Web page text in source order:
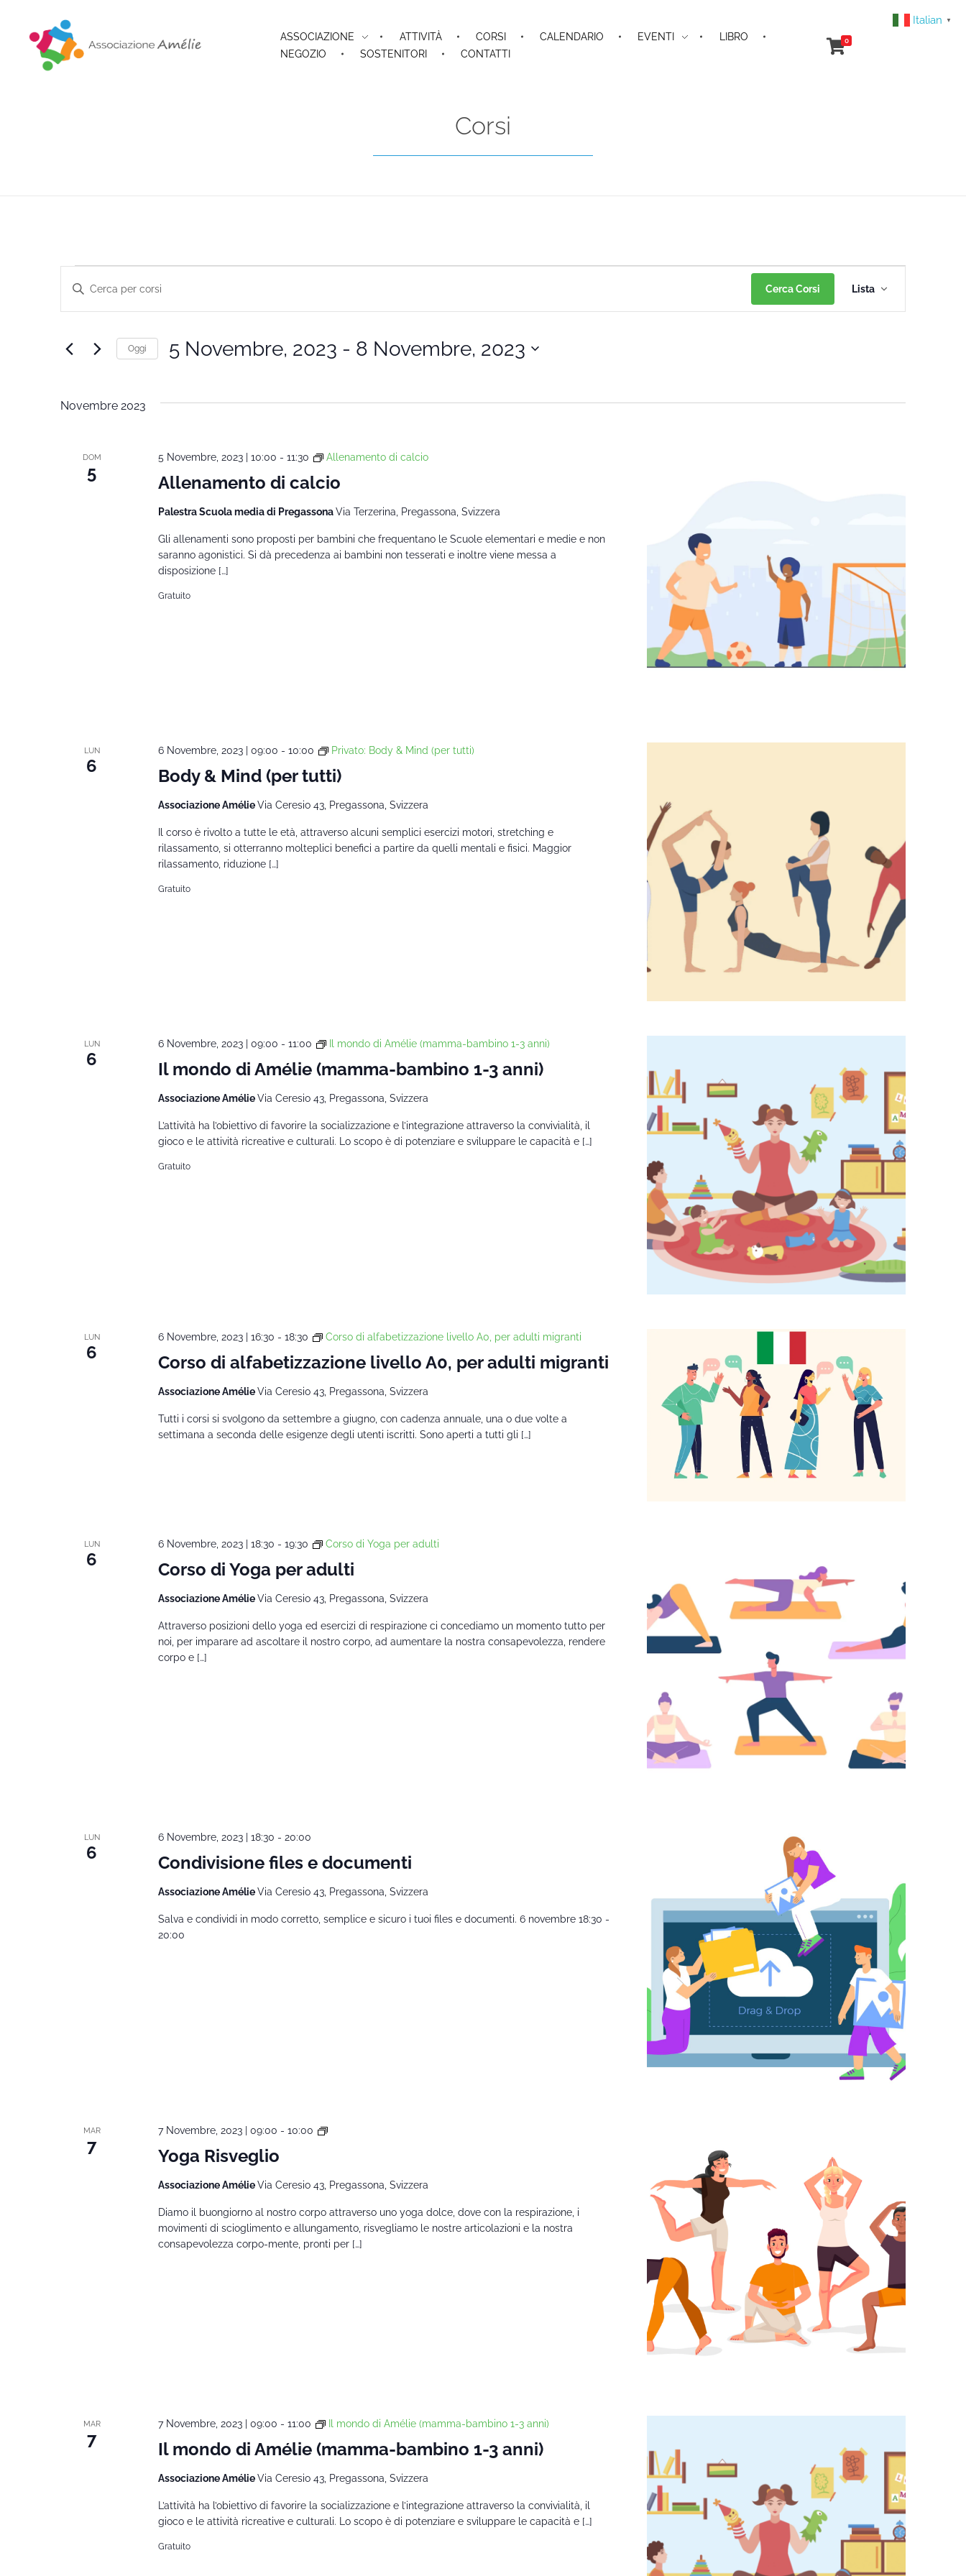
ASSOCIAZIONE ATTIVITÀ CORSI CALENDARIO EVENTI
LIBRO
NEGOZIO
SOSTENITORI CONTATTI
0
Corsi
Corsi
viste
Navigazione
Inserisci
Cerca
Corsi
Chiave.
Cerca Corsi
Corso
Viste
Lista
Oggi 5 Novembre, 2023 - 8 Novembre, 2023
Novembre 2023
DOM
5 Allenamento di calcio
5 Novembre, 2023 | 10:00 - 11:30 Allenamento di calcio
Palestra Scuola media di PregassonaVia Terzerina, Pregassona, Svizzera
Gli allenamenti sono proposti per bambini che frequentano le Scuole elementari e medie e non
saranno agonistici. Si dà precedenza ai bambini non tesserati e inoltre viene messa a
disposizione […]
Gratuito
LUN
6 Body & Mind (per tutti)
6 Novembre, 2023 | 09:00 - 10:00 Privato: Body & Mind (per tutti)
Associazione AmélieVia Ceresio 43, Pregassona, Svizzera
Il corso è rivolto a tutte le età, attraverso alcuni semplici esercizi motori, stretching e
rilassamento, si otterranno molteplici benefici a partire da quelli mentali e fisici. Maggior
rilassamento, riduzione […]
Gratuito
LUN
6 Il mondo di Amélie (mamma-bambino 1-3 anni)
6 Novembre, 2023 | 09:00 - 11:00 Il mondo di Amélie (mamma-bambino 1-3 anni)
Associazione AmélieVia Ceresio 43, Pregassona, Svizzera
L’attività ha l’obiettivo di favorire la socializzazione e l’integrazione attraverso la convivialità, il
gioco e le attività ricreative e culturali. Lo scopo è di potenziare e sviluppare le capacità e […]
Gratuito
LUN
6 Corso di alfabetizzazione livello A0, per adulti migranti
6 Novembre, 2023 | 16:30 - 18:30 Corso di alfabetizzazione livello A0, per adulti migranti
Associazione AmélieVia Ceresio 43, Pregassona, Svizzera
Tutti i corsi si svolgono da settembre a giugno, con cadenza annuale, una o due volte a
settimana a seconda delle esigenze degli utenti iscritti. Sono aperti a tutti gli […]
LUN
6 Corso di Yoga per adulti
6 Novembre, 2023 | 18:30 - 19:30 Corso di Yoga per adulti
Associazione AmélieVia Ceresio 43, Pregassona, Svizzera
Attraverso posizioni dello yoga ed esercizi di respirazione ci concediamo un momento tutto per
noi, per imparare ad ascoltare il nostro corpo, ad aumentare la nostra consapevolezza, rendere
corpo e […]
LUN
6 Condivisione files e documenti
6 Novembre, 2023 | 18:30 - 20:00
Associazione AmélieVia Ceresio 43, Pregassona, Svizzera
Salva e condividi in modo corretto, semplice e sicuro i tuoi files e documenti. 6 novembre 18:30 -
20:00
MAR
7 Yoga Risveglio
7 Novembre, 2023 | 09:00 - 10:00
Yoga
Associazione AmélieVia Ceresio 43, Pregassona, Svizzera
Diamo il buongiorno al nostro corpo attraverso uno yoga dolce, dove con la respirazione, i
movimenti di scioglimento e allungamento, risvegliamo le nostre articolazioni e la nostra
consapevolezza corpo-mente, pronti per […]
MAR
7 Il mondo di Amélie (mamma-bambino 1-3 anni)
7 Novembre, 2023 | 09:00 - 11:00 Il mondo di Amélie (mamma-bambino 1-3 anni)
Associazione AmélieVia Ceresio 43, Pregassona, Svizzera
L’attività ha l’obiettivo di favorire la socializzazione e l’integrazione attraverso la convivialità, il
gioco e le attività ricreative e culturali. Lo scopo è di potenziare e sviluppare le capacità e […]
Gratuito
Italian ▼